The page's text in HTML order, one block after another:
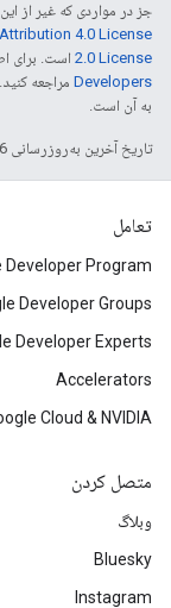
جز در مواردی که غیر از
4.0 License
2.0 License است. برای
Developers‏
به آن است.
تاریخ آخرین به‌روزرسانی 2026-03-25 به‌وقت ساعت هماهنگ جهانی.
تعامل
Developer Program
Developer Groups
Developer Experts
Accelerators
Cloud & NVIDIA
متصل کردن
وبلاگ
Bluesky
Instagram